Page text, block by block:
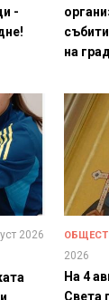
-
на
2026
2026
На 4
Света